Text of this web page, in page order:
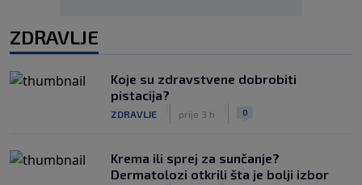
ZDRAVLJE
Koje su zdravstvene dobrobiti
pistacija?
ZDRAVLJE prije 3 h 0
Krema ili sprej za sunčanje?
Dermatolozi otkrili šta je bolji izbor